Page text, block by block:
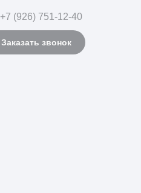
Заказать звонок
+7 (926) 751-12-40